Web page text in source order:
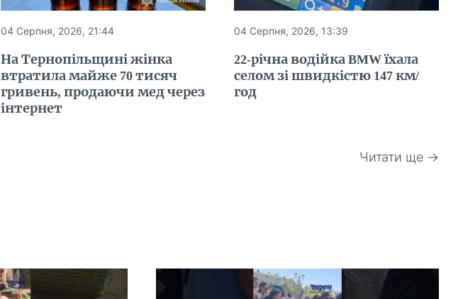
04 Серпня, 2026, 21:44
На Тернопільщині жінка
втратила майже 70 тисяч
гривень, продаючи мед через
інтернет
04 Серпня, 2026, 13:39
22-річна водійка BMW їхала
селом зі швидкістю 147 км/
год
Читати ще →